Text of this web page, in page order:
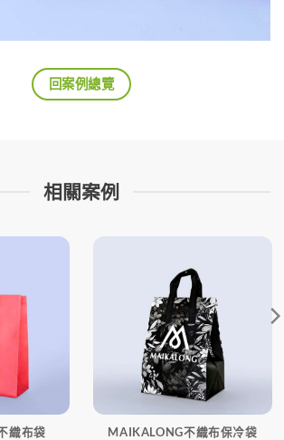
回案例總覽
相關案例
織布袋 MAIKALONG不織布保冷袋